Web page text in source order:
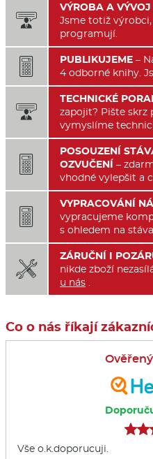

VÝROBA A VÝVOJ
Jsme totiž
programují.
 PUBLIKUJEME –
4 odborné knihy.

TECHNICKÉ
zapojit? Pište skrz
vymyslíme

POSOUZENÍ
OZVUČENÍ –
vhodné vylepšit a

VYPRACOVÁNÍ
vypracujeme
s ohledem na

ZÁRUČNÍ I
nikde zboží
u nás .
Co o nás říkají
Vše o.k.doporucuji.